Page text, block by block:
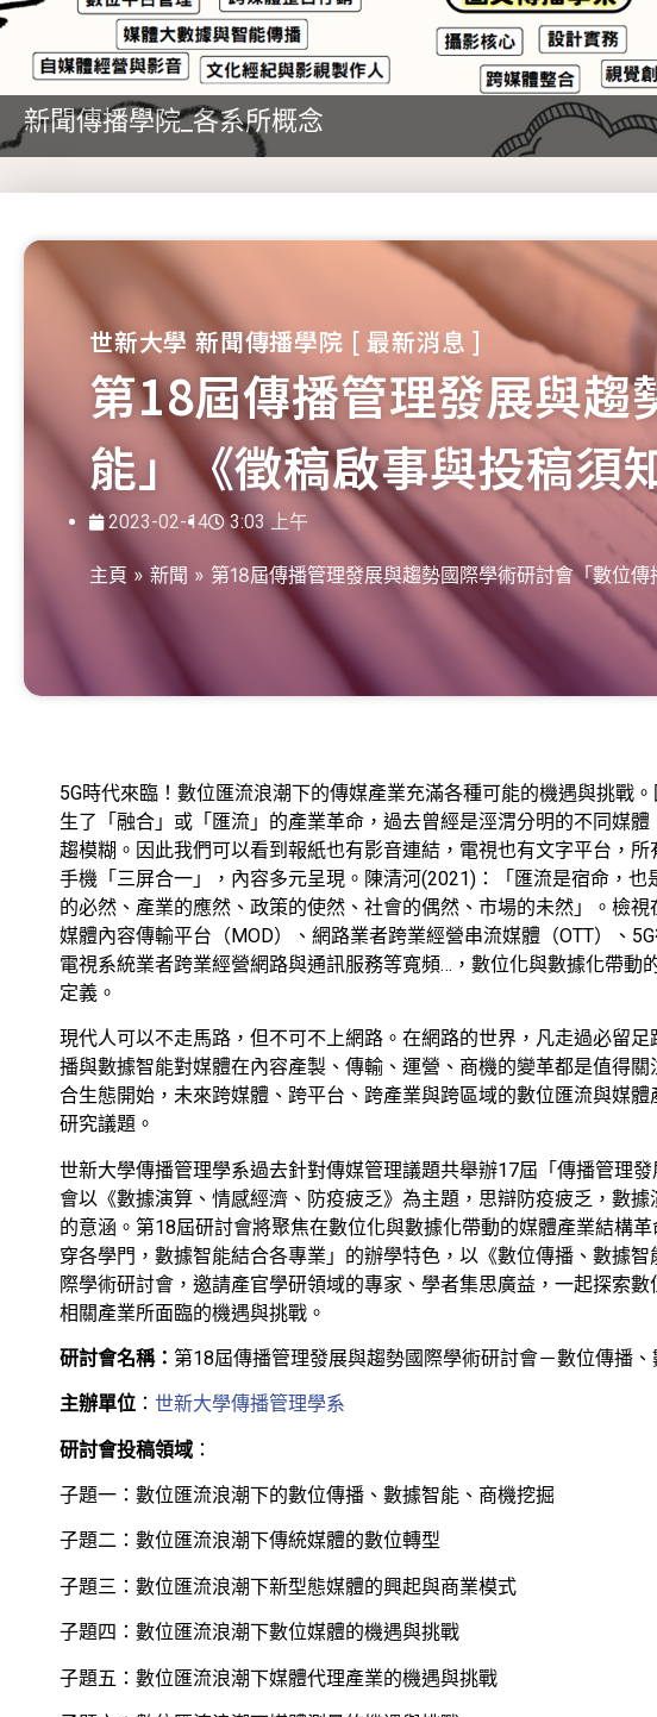
新聞傳播學院_各系所概念
世新大學 新聞傳播學院 [ 最新消息 ]
第18屆傳播管理發展與趨
能」《徵稿啟事與投稿須
2023-02-14 3:03 上午
主頁 » 新聞 » 第18屆傳播管理發展與趨勢國際學術研討會「數位
5G時代來臨！數位匯流浪潮下的傳媒產業充滿各種可能的機遇與挑戰
生了「融合」或「匯流」的產業革命，過去曾經是涇渭分明的不同媒
趨模糊。因此我們可以看到報紙也有影音連結，電視也有文字平台，
手機「三屏合一」，內容多元呈現。陳清河(2021)：「匯流是宿命，
的必然、產業的應然、政策的使然、社會的偶然、市場的未然」。檢
媒體內容傳輸平台（MOD）、網路業者跨業經營串流媒體（OTT）、
電視系統業者跨業經營網路與通訊服務等寬頻…，數位化與數據化帶動
定義。
現代人可以不走馬路，但不可不上網路。在網路的世界，凡走過必留
播與數據智能對媒體在內容產製、傳輸、運營、商機的變革都是值得
合生態開始，未來跨媒體、跨平台、跨產業與跨區域的數位匯流與媒
研究議題。
世新大學傳播管理學系過去針對傳媒管理議題共舉辦17屆「傳播管理
會以《數據演算、情感經濟、防疫疲乏》為主題，思辯防疫疲乏，數
的意涵。第18屆研討會將聚焦在數位化與數據化帶動的媒體產業結構
穿各學門，數據智能結合各專業」的辦學特色，以《數位傳播、數據
際學術研討會，邀請產官學研領域的專家、學者集思廣益，一起探索
相關產業所面臨的機遇與挑戰。
研討會名稱： 第18屆傳播管理發展與趨勢國際學術研討會－數位傳播、
主辦單位 ： 世新大學傳播管理學系
研討會投稿領域 ：
子題一：數位匯流浪潮下的數位傳播、數據智能、商機挖掘
子題二：數位匯流浪潮下傳統媒體的數位轉型
子題三：數位匯流浪潮下新型態媒體的興起與商業模式
子題四：數位匯流浪潮下數位媒體的機遇與挑戰
子題五：數位匯流浪潮下媒體代理產業的機遇與挑戰